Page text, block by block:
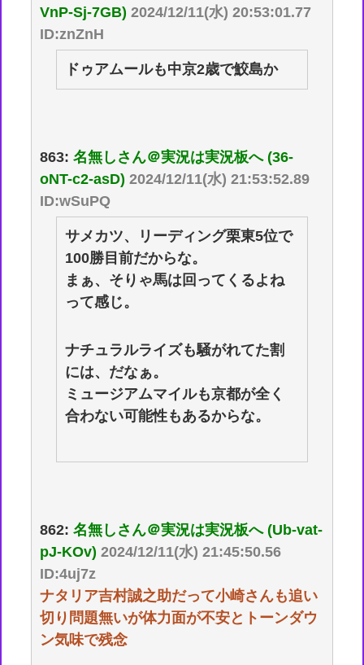
VnP-Sj-7GB) 2024/12/11(水) 20:53:01.77
ID:znZnH
ドゥアムールも中京2歳で鮫島か
863:名無しさん＠実況は実況板へ (36-
oNT-c2-asD) 2024/12/11(水) 21:53:52.89
ID:wSuPQ
サメカツ、リーディング栗東5位で
100勝目前だからな。
まぁ、そりゃ馬は回ってくるよね
って感じ。
ナチュラルライズも騒がれてた割
には、だなぁ。
ミュージアムマイルも京都が全く
合わない可能性もあるからな。
862:名無しさん＠実況は実況板へ (Ub-vat-
pJ-KOv) 2024/12/11(水) 21:45:50.56
ID:4uj7z
ナタリア吉村誠之助だって小崎さんも追い
切り問題無いが体力面が不安とトーンダウ
ン気味で残念